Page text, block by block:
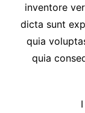
inventore
dicta sunt
quia
quia